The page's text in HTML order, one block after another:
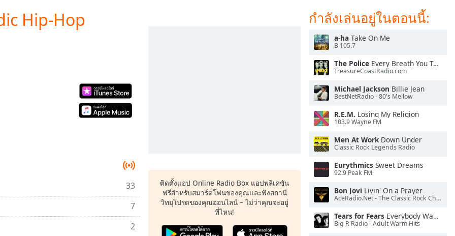
Hip-Hop
33
7
2
ติดตั้งแอป Online Radio Box แอปพลิเคชัน
ฟรีสำหรับสมาร์ตโฟนของคุณและฟังสถานี
วิทยุโปรดของคุณออนไลน์ – ไม่ว่าคุณจะอยู่
ที่ไหน!
กำลังเล่นอยู่ในตอนนี้:
a-ha Take On Me
B 105.7
The Police Every Breath You Take
TreasureCoastRadio.com
Michael Jackson Billie Jean
BestNetRadio - 80's Mellow
R.E.M. Losing My Religion
103.9 Wayne FM
Men At WorkDown Under
Classic Rock Legends Radio
Eurythmics Sweet Dreams
92.9 Peak FM
Bon Jovi Livin' On a Prayer
AceRadio.Net - The Classic Rock Channel
Tears for Fears Everybody Wants To Rule the World
Big R Radio - Adult Warm Hits